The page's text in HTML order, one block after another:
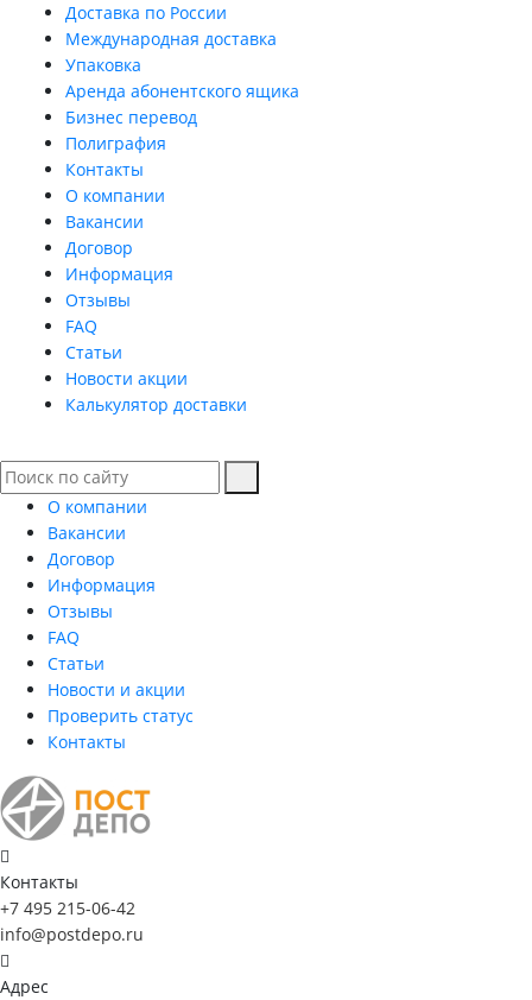
Доставка по России
Международная доставка
Упаковка
Аренда абонентского ящика
Бизнес перевод
Полиграфия
Контакты
О компании
Вакансии
Договор
Информация
Отзывы
FAQ
Статьи
Новости акции
Калькулятор доставки
О компании
Вакансии
Договор
Информация
Отзывы
FAQ
Статьи
Новости и акции
Проверить статус
Контакты
Контакты
+7 495 215-06-42
info@postdepo.ru
Адрес